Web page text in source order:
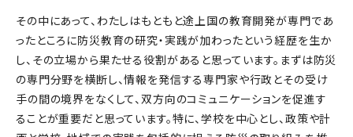
その中にあって、わたしはもともと途上国の教育開発が専門であ
ったところに防災教育の研究・実践が加わったという経歴を生か
し、その立場から果たせる役割があると思っています。まずは防災
の専門分野を横断し、情報を発信する専門家や行政とその受け
手の間の境界をなくして、双方向のコミュニケーションを促進す
ることが重要だと思っています。特に、学校を中心とし、政策や計